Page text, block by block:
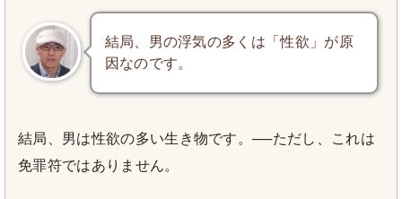
結局、男の浮気の多くは「性欲」が原
因なのです。
結局、男は性欲の多い生き物です。──ただし、これは
免罪符ではありません。